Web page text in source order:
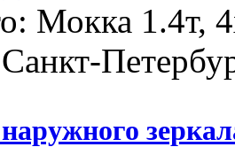
Мокка 1.4т,